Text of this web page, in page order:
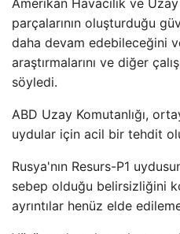
Amerikan Havacılık ve
parçalarının oluşturduğu
daha devam edebileceğini
araştırmalarını ve diğer
söyledi.
ABD Uzay Komutanlığı,
uydular için acil bir tehdit
Rusya'nın Resurs-P1
sebep olduğu belirsizliğini
ayrıntılar henüz elde